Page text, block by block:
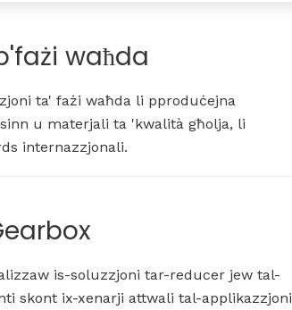
waħda
ta' fażi waħda li pproduċejna
u materjali ta 'kwalità għolja, li
internazzjonali.
is-soluzzjoni tar-reducer jew tal-
skont ix-xenarji attwali tal-applikazzjoni